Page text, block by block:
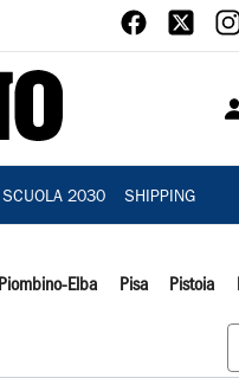
SCUOLA 2030 SHIPPING
Piombino-Elba Pisa Pistoia